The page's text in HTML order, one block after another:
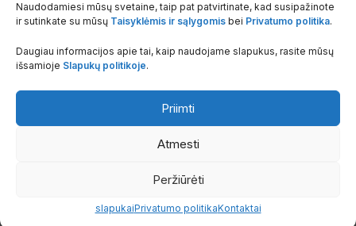
Naudodamiesi mūsų svetaine, taip pat patvirtinate, kad susipažinote
ir sutinkate su mūsų Taisyklėmis ir sąlygomis bei Privatumo politika.
Daugiau informacijos apie tai, kaip naudojame slapukus, rasite mūsų
išsamioje Slapukų politikoje.
Priimti
Atmesti
Peržiūrėti
slapukaiPrivatumo politikaKontaktai
Antivibr. kojelė iki 3 kW
Oro kondicionierių priedai,
Priedai ir priedėliai
Antivibracinė kojelė lauko
komplektas 4 vienetai
Oro kondicionierių priedai,
Priedai ir priedėliai
24.00
Prekės KODAS: